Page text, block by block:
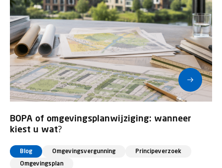
BOPA of omgevingsplanwijziging: wanneer
kiest u wat?
Blog Omgevingsvergunning Principeverzoek
Omgevingsplan